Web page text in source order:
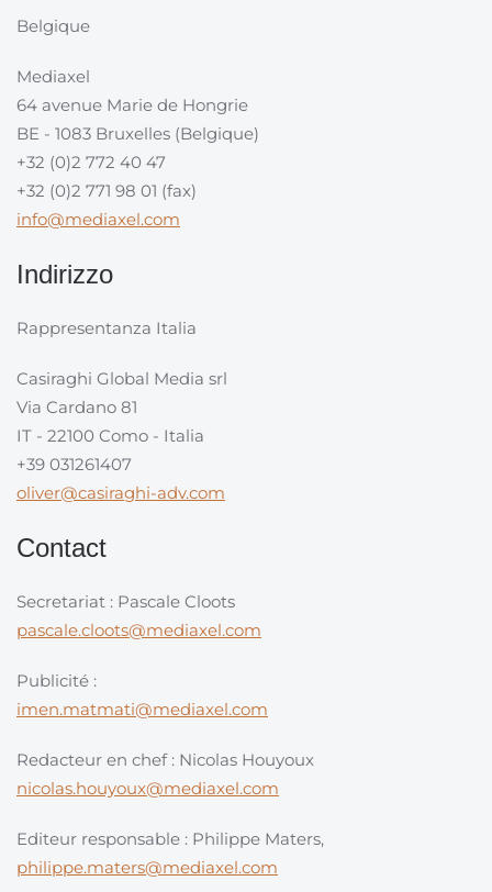
Belgique
Mediaxel
64 avenue Marie de Hongrie
BE - 1083 Bruxelles (Belgique)
+32 (0)2 772 40 47
+32 (0)2 771 98 01 (fax)
info@mediaxel.com
Indirizzo
Rappresentanza Italia
Casiraghi Global Media srl
Via Cardano 81
IT - 22100 Como - Italia
+39 031261407
oliver@casiraghi-adv.com
Contact
Secretariat : Pascale Cloots
pascale.cloots@mediaxel.com
Publicité :
imen.matmati@mediaxel.com
Redacteur en chef : Nicolas Houyoux
nicolas.houyoux@mediaxel.com
Editeur responsable : Philippe Maters,
philippe.maters@mediaxel.com